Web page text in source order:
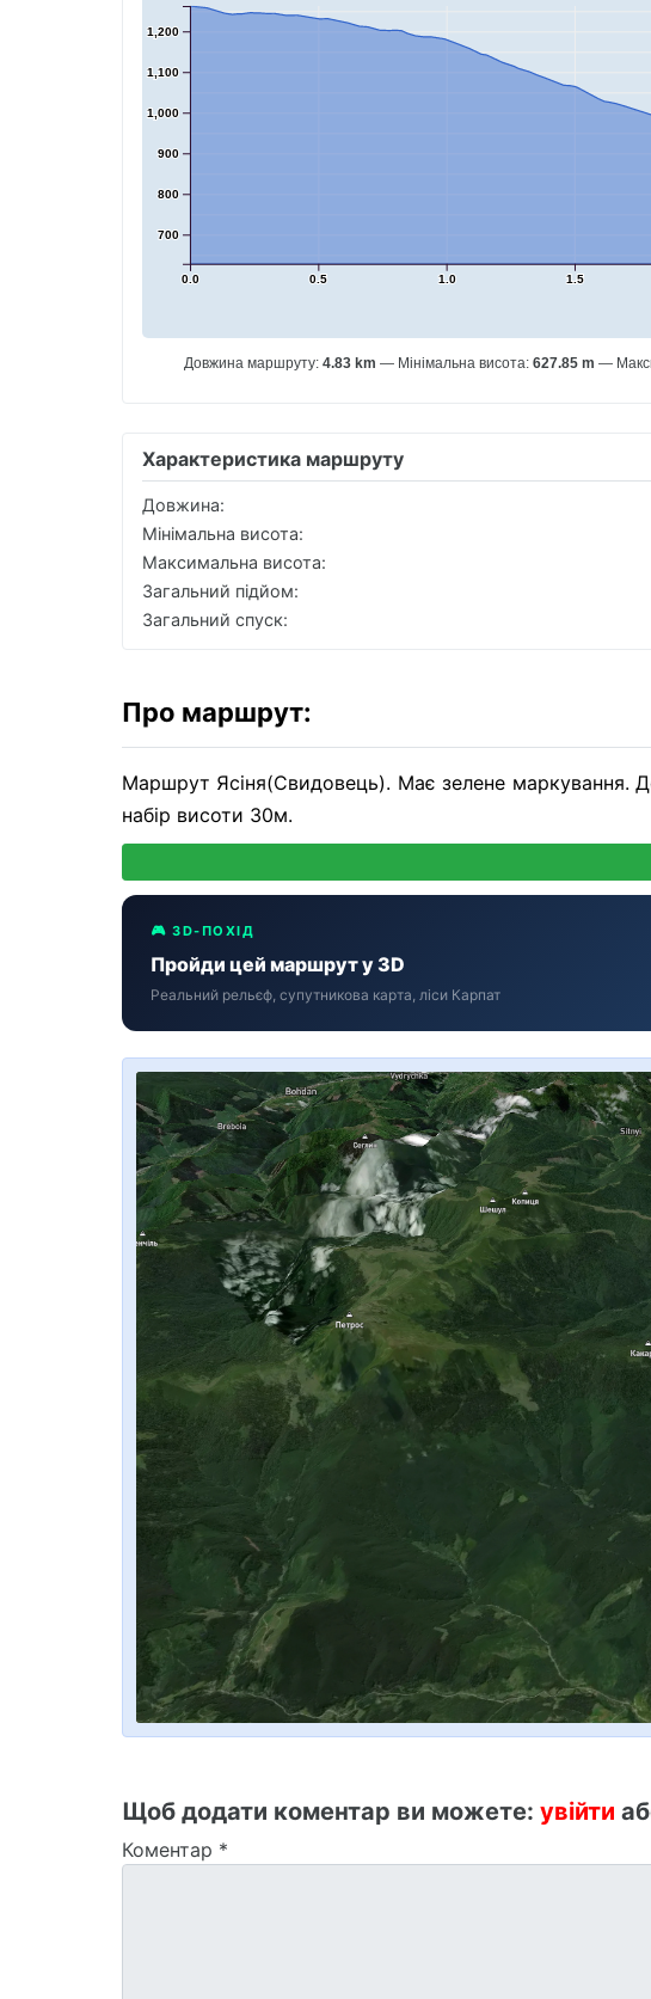
0.0 0.5 1.0 1.5
700
800
900
1,000
1,100
1,200
Довжина маршруту: 4.83 km Мінімальна висота: 627.85 m
Характеристика маршруту
Довжина:
Мінімальна висота:
Максимальна висота:
Загальний підйом:
Загальний спуск:
Про маршрут:
Маршрут Ясіня(Свидовець). Має зелене
набір висоти 30м.
🎮 3D-ПОХІД
Пройди цей маршрут у 3D
Реальний рельєф, супутникова карта, ліси Карпат
Щоб додати коментар ви можете: увійти
Коментар *